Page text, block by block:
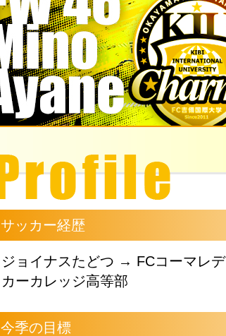
サッカー経歴
ジョイナスたどつ → FCコーマレ
カーカレッジ高等部
今季の目標